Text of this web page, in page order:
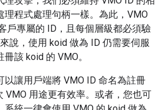
理程式處理句柄一樣。為此，VMO
戶專屬的 ID，且每個層級都必須驗
說，使用 koid 做為 ID 仍需要伺服
該 koid 的 VMO。
以讓用戶端將 VMO ID 命名為註冊
VMO 用途更有效率。或者，您也可